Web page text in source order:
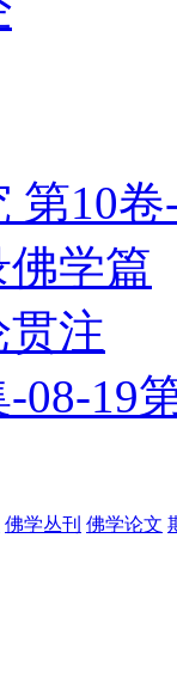
第10
学篇
注
08-19
佛学丛刊 佛学论文